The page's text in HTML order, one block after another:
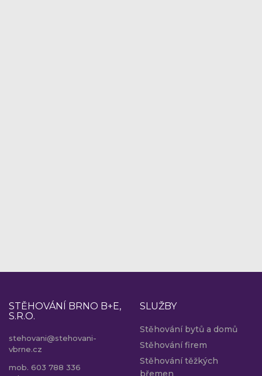
STĚHOVÁNÍ BRNO B+E,
S.R.O.
stehovani@stehovani-
vbrne.cz
mob. 603 788 336
SLUŽBY
Stěhování bytů a domů
Stěhování firem
Stěhování těžkých
břemen